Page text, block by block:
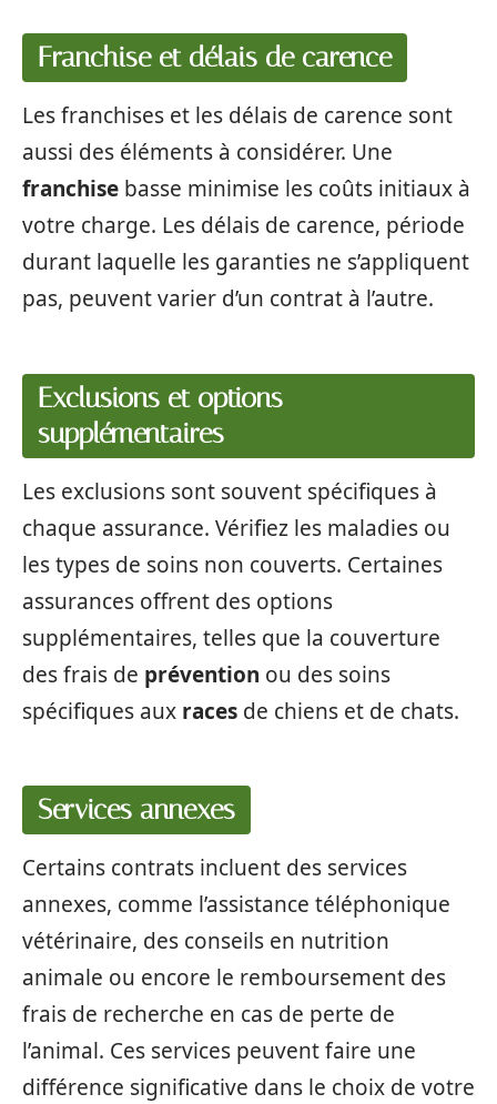
Franchise et délais de carence
Les franchises et les délais de carence sont
aussi des éléments à considérer. Une
franchise basse minimise les coûts initiaux à
votre charge. Les délais de carence, période
durant laquelle les garanties ne s’appliquent
pas, peuvent varier d’un contrat à l’autre.
Exclusions et options
supplémentaires
Les exclusions sont souvent spécifiques à
chaque assurance. Vérifiez les maladies ou
les types de soins non couverts. Certaines
assurances offrent des options
supplémentaires, telles que la couverture
des frais de prévention ou des soins
spécifiques aux races de chiens et de chats.
Services annexes
Certains contrats incluent des services
annexes, comme l’assistance téléphonique
vétérinaire, des conseils en nutrition
animale ou encore le remboursement des
frais de recherche en cas de perte de
l’animal. Ces services peuvent faire une
différence significative dans le choix de votre